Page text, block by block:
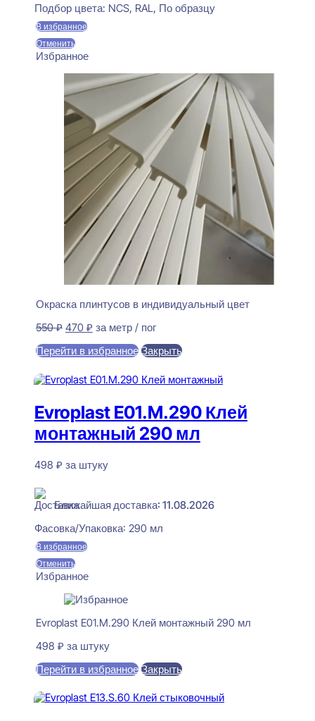
составляла
550 ₽.
470 ₽.
Подбор цвета: NCS, RAL, По образцу
В избранное
Отменить
Избранное
Окраска плинтусов в индивидуальный цвет
550₽ Первоначальная
составляла
470 ₽Текущая
470 ₽.
за метр / пог
Перейти в избранное Закрыть
Evroplast E01.M.290 Клей
монтажный 290 мл
498 ₽ за штуку
Ближайшая доставка: 11.08.2026
Фасовка/Упаковка: 290 мл
В избранное
Отменить
Избранное
Evroplast E01.M.290 Клей монтажный 290 мл
498 ₽ за штуку
Перейти в избранное Закрыть